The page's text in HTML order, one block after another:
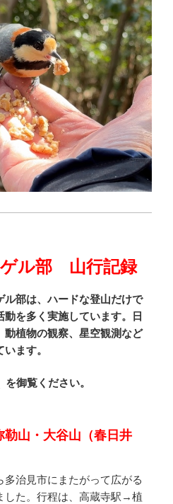
ル部 山行記録
ル部は、ハードな登山だけで
を多く実施しています。日
動植物の観察、星空観測など
ます。
を御覧ください。
山・大谷山（春日井
多治見市にまたがって広がる
した。行程は、高蔵寺駅→植